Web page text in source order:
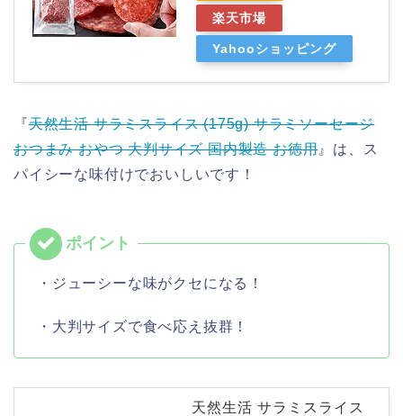
楽天市場
Yahooショッピング
『天然生活 サラミスライス (175g) サラミソーセージ
おつまみ おやつ 大判サイズ 国内製造 お徳用』は、ス
パイシーな味付けでおいしいです！
・ジューシーな味がクセになる！
・大判サイズで食べ応え抜群！
天然生活 サラミスライス